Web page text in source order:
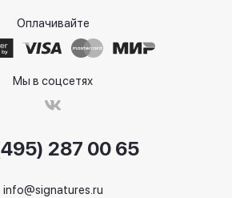
Оплачивайте
Мы в соцсетях
287 00 65
info@signatures.ru